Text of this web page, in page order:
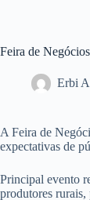
Feira de
Erbi
A Feira de
expectativas de
Principal evento
produtores rurais,